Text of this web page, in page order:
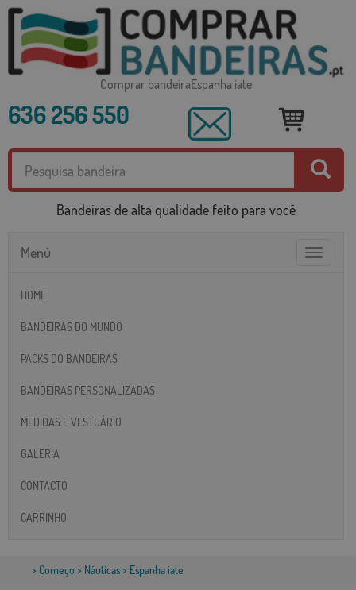
Comprar bandeiraEspanha iate
636 256 550
Bandeiras de alta qualidade feito para você
Toggle
Menú
HOME
BANDEIRAS DO MUNDO
PACKS DO BANDEIRAS
BANDEIRAS PERSONALIZADAS
MEDIDAS E VESTUÁRIO
GALERIA
CONTACTO
CARRINHO
> Começo > Náuticas> Espanha iate